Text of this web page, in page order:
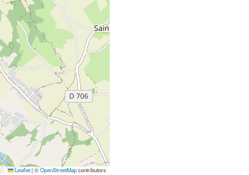
Leaflet|©OpenStreetMapcontributors